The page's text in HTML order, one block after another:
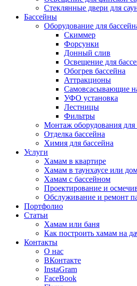
Стеклянные двери для
Бассейны
Оборудование для
Скиммер
Форсунки
Донный слив
Освещение для
Обогрев бассейна
Аттракционы
Самовсасывающие
УФО установка
Лестницы
Фильтры
Монтаж оборудования для
Отделка бассейна
Химия для бассейна
Услуги
Хамам в квартире
Хамам в таунхаусе или
Хамам с бассейном
Проектирование и
Обслуживание и ремонт
Портфолио
Статьи
Хамам или баня
Как построить хамам на
Контакты
О нас
ВКонтакте
InstaGram
FaceBook